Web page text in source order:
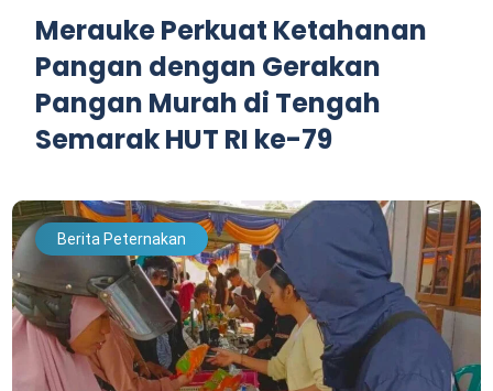
Merauke Perkuat Ketahanan
Pangan dengan Gerakan
Pangan Murah di Tengah
Semarak HUT RI ke-79
Berita Peternakan